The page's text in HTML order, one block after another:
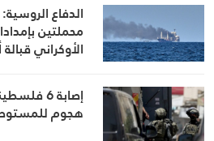
الدفاع
محملتين
الأوكراني
إصابة 6
هجوم